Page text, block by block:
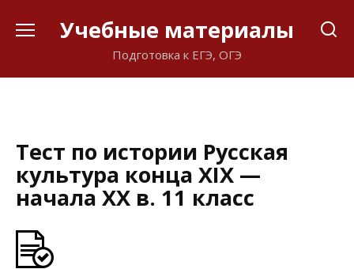
Учебные материалы
Подготовка к ЕГЭ, ОГЭ
Тест по истории Русская
культура конца XIX —
начала XX в. 11 класс